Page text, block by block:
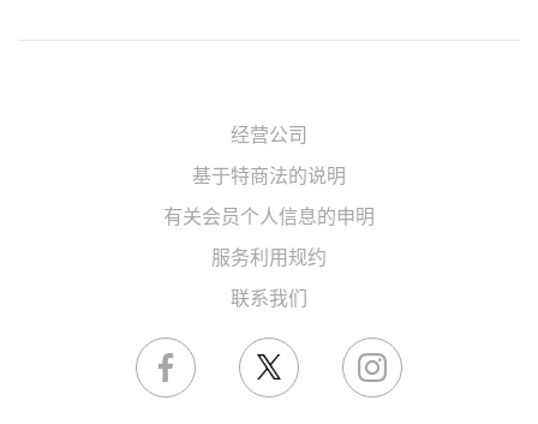
经营公司
基于特商法的说明
有关会员个人信息的申明
服务利用规约
联系我们